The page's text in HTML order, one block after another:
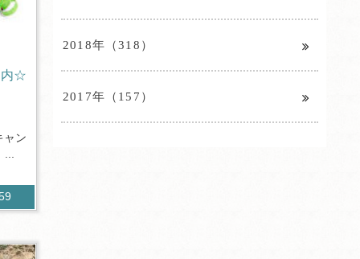
内☆
ャン
2018年（318）
2017年（157）